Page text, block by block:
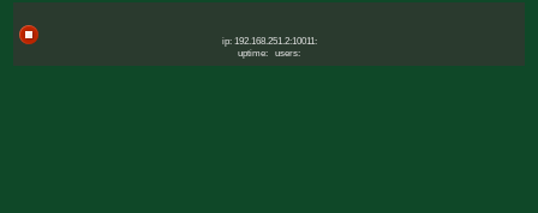
ip: 192.168.251.2:10011:
uptime:
users: